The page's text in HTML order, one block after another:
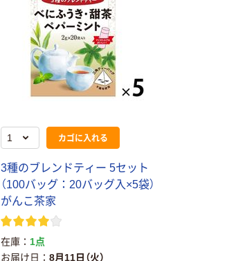
カゴに入れる
3種のブレンドティー 5セット
（100バッグ：20バッグ入×5袋）
がんこ茶家
在庫
1点
お届け日
8月11日（火）